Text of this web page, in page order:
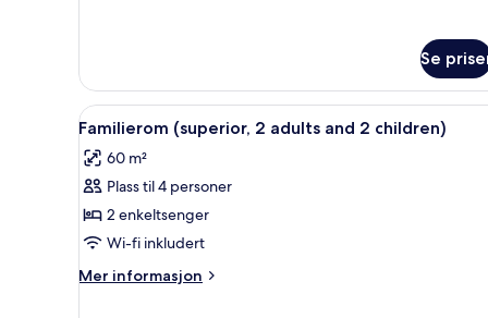
and
children)
Se
Åpne
alle
bildene
av
Familierom
(superior,
2
adults
Sengetøy av topp kvalitet,
5
Familierom (superior, 2 adults and 2 children)
60 m²
Plass til 4 personer
2 enkeltsenger
Wi-fi inkludert
Mer informasjon
Mer